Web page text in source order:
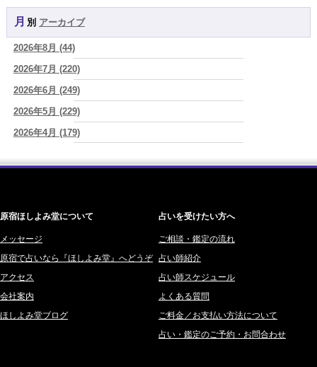
誰でしたか」 (芽百マミム)
2026/08/07
「運命の人を探して何年も迷った。でも最後に気づく…本当に人生を
狂わせるのは『誰を好きになったか』ではなく、『間違ったタイミン
グを運命だと信じたこと』だった
2026/08/06
真寿の開運Cooking 二段弁当に詰めた、調和のエネルギー。品数が
増える日は、心にも余裕がある証拠かもしれません
2026/08/06
由)
年齢でも愛されます
YOSHIKI (58)
よみ (39)
一之森 陽柑 (26)
椰奈空 (64)
ワカリミ (1)
神楽峰ヴィスカ (10)
赤羽うさぎ (341)
橘メルロ (7)
鈴喜みわこ (8)
鯖ノ実 ソニン (19)
愛音ソナタ (16)
紫村 明世 (34)
月別 アーカイブ
2026年8月 (44)
2026年7月 (220)
2026年6月 (249)
2026年5月 (229)
2026年4月 (179)
2025年12月 (201)
2025年11月 (252)
2025年10月 (242)
2025年9月 (196)
2025年8月 (182)
原宿ほしよみ堂について
メッセージ
原宿で占いなら『ほしよみ堂』へどうぞ
アクセス
会社案内
ほしよみ堂ブログ
占いを受けたい方へ
ご相談・鑑定の流れ
占い師紹介
占い師スケジュール
よくある質問
ご料金／お支払い方法について
占い・鑑定のご予約・お問合わせ